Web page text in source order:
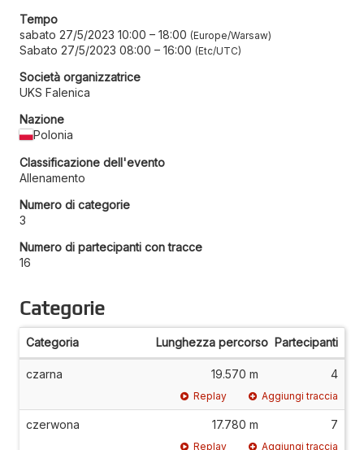
Tempo
sabato 27/5/2023 10:00 – 18:00 Europe/Warsaw
Sabato 27/5/2023 08:00 – 16:00 Etc/UTC
Società organizzatrice
UKS Falenica
Nazione
Polonia
Classificazione dell'evento
Allenamento
Numero di categorie
3
Numero di partecipanti con tracce
16
Categorie
Categoria Lunghezza percorso Partecipanti
czarna 19.570 m 4
Replay Aggiungi traccia
czerwona 17.780 m 7
Replay Aggiungi traccia